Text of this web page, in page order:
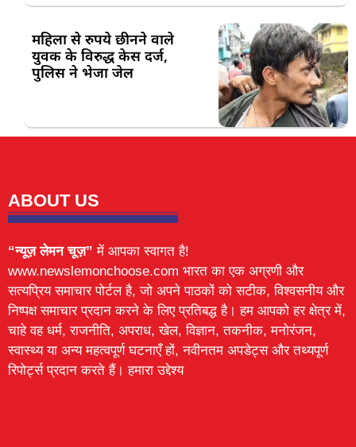
महिला से रुपये छीनने वाले
युवक के विरुद्ध केस दर्ज,
पुलिस ने भेजा जेल
ABOUT US
“न्यूज़ लेमन चूज़” में आपका स्वागत है!
www.newslemonchoose.com भारत का एक अग्रणी और
सत्यप्रिय समाचार पोर्टल है, जो अपने पाठकों को सटीक, विश्वसनीय और
निष्पक्ष समाचार प्रदान करने के लिए प्रतिबद्ध है। हम आपको हर क्षेत्र में,
चाहे वह धर्म, राजनीति, अपराध, खेल, विज्ञान, तकनीक, मनोरंजन,
स्वास्थ्य या अन्य महत्वपूर्ण घटनाएँ हों, नवीनतम अपडेट्स और तथ्यपूर्ण
रिपोर्ट्स प्रदान करते हैं। हमारा उद्देश्य